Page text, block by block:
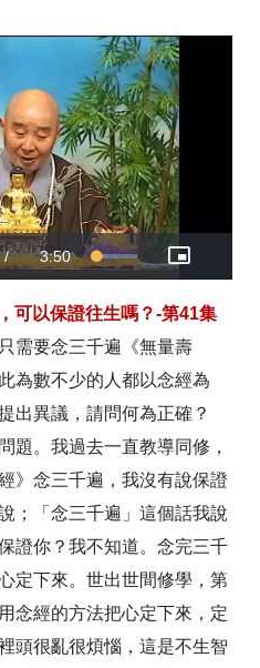
/ Duration
3:50 Loaded:
100.00%
Picture-
in-
可以保證往生嗎？-第41集
要念三千遍《無量壽
為數不少的人都以念經為
出異議，請問何為正確？
。我過去一直教導同修，
》念三千遍，我沒有說保證
；「念三千遍」這個話我說
證你？我不知道。念完三千
定下來。世出世間修學，第
念經的方法把心定下來，定
頭很亂很煩惱，這是不生智